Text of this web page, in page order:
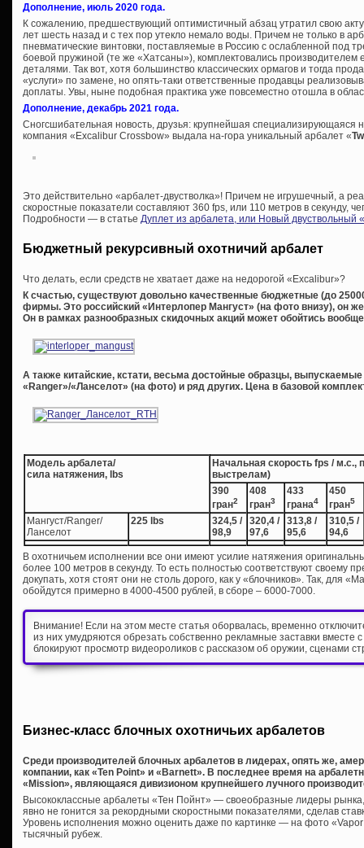
Дополнение, июль 2020 года.
К сожалению, предшествующий оптимистичный абзац утратил свою
лет шесть назад и с тех пор утекло немало воды. Причем не только в
пневматические винтовки, поставляемые в Россию с ослабленной под
боевой пружиной (те же «Хатсаны»), комплектовались
деталями. Так вот, хотя большинство классических ормагов и тогда
«услуги» по замене, но опять-таки ответственные продавцы
доплаты. Увы, ныне подобная практика уже повсеместно отошла в
Дополнение, декабрь 2021 года.
Сногсшибательная новость, друзья: крупнейшая специализирующаяся
компания «Excalibur Crossbow» выдала на-гора уникальный арбалет «
Это действительно «арбалет-двустволка»! Причем не игрушечный, а
скоростные показатели составляют 360 fps, или 110 метров в секунду,
Подробности — в статье Дуплет из арбалета, или Новый двуствольный
Бюджетный рекурсивный охотничий арбалет
Что делать, если средств не хватает даже на недорогой «Excalibur»?
К счастью, существуют довольно качественные бюджетные (до
фирмы. Это российский «Интерлопер Мангуст» (на фото внизу), он
Он в рамках разнообразных скидочных акций может обойтись
А также китайские, кстати, весьма достойные образцы,
«Ranger»/«Ланселот» (на фото) и ряд других. Цена в базовой
Модель арбалета/
сила натяжения, lbs
Начальная скорость fps / м.с.,
выстрелам)
390
гран2
408
гран3
433
грана4
450
гран5
Мангуст/Ranger/
Ланселот
225 lbs
324,5 /
98,9
320,4 /
97,6
313,8 /
95,6
310,5 /
94,6
В охотничьем исполнении все они имеют усилие натяжения
более 100 метров в секунду. То есть полностью соответствуют своему
докупать, хотя стоят они не столь дорого, как у «блочников». Так, для
обойдутся примерно в 4000-4500 рублей, в сборе – 6000-7000.
Внимание! Если на этом месте статья оборвалась, временно
из них умудряются обрезать собственно рекламные заставки вместе
блокируют просмотр видеороликов с рассказом об оружии, сценами
Бизнес-класс блочных охотничьих арбалетов
Среди производителей блочных арбалетов в лидерах, опять же,
компании, как «Ten Point» и «Barnett». В последнее время на
«Mission», являющаяся дивизионом крупнейшего лучного
Высококлассные арбалеты «Тен Пойнт» — своеобразные лидеры
явно не гонится за рекордными скоростными показателями, сделав
Уровень исполнения можно оценить даже по картинке — на фото
тысячный рубеж.